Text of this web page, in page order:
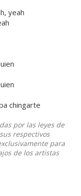
yeah
chingarte
por las leyes de
respectivos
para
de los artistas